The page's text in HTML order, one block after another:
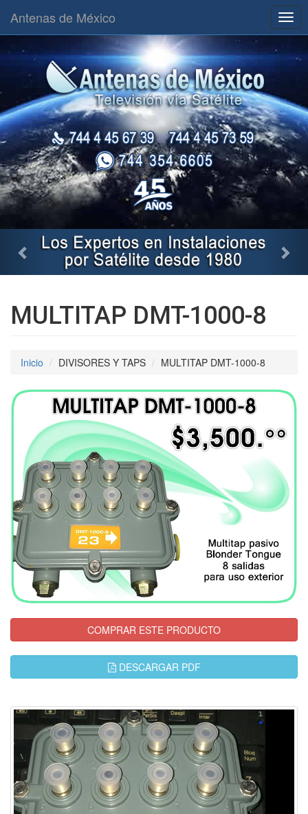
Antenas de México
MULTITAP DMT-1000-8
Inicio DIVISORES Y TAPS MULTITAP DMT-1000-8
COMPRAR ESTE PRODUCTO
DESCARGAR PDF